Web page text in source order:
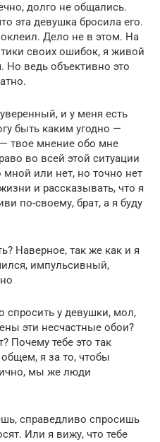
долго не общались.
эта девушка бросила его.
Дело не в этом. На
своих ошибок, я живой
ведь объективно это
и у меня есть
быть каким угодно —
твое мнение обо мне
во всей этой ситуации
или нет, но точно нет
и рассказывать, что я
по-своему, брат, а я буду
Наверное, так же как и я
импульсивный,
у девушки, мол,
эти несчастные обои?
Почему тебе это так
я за то, чтобы
мы же люди
справедливо спросишь
Или я вижу, что тебе